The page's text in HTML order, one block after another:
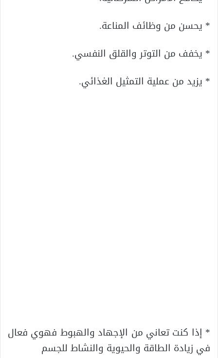
* يحسن من وظائف المناعة.
* يخفف من التوتر والقلق النفسي.
* يزيد من عملية التمثيل الغذائي.
* إذا كنت تعاني من الإجهاد والهبوط فهوي فعال
في زيادة الطاقة والحيوية والنشاط للجسم